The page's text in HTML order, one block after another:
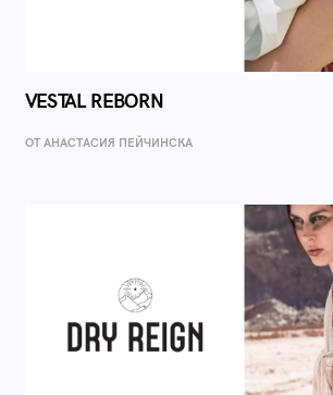
VESTAL REBORN
ОТ AНАСТАСИЯ ПЕЙЧИНСКА